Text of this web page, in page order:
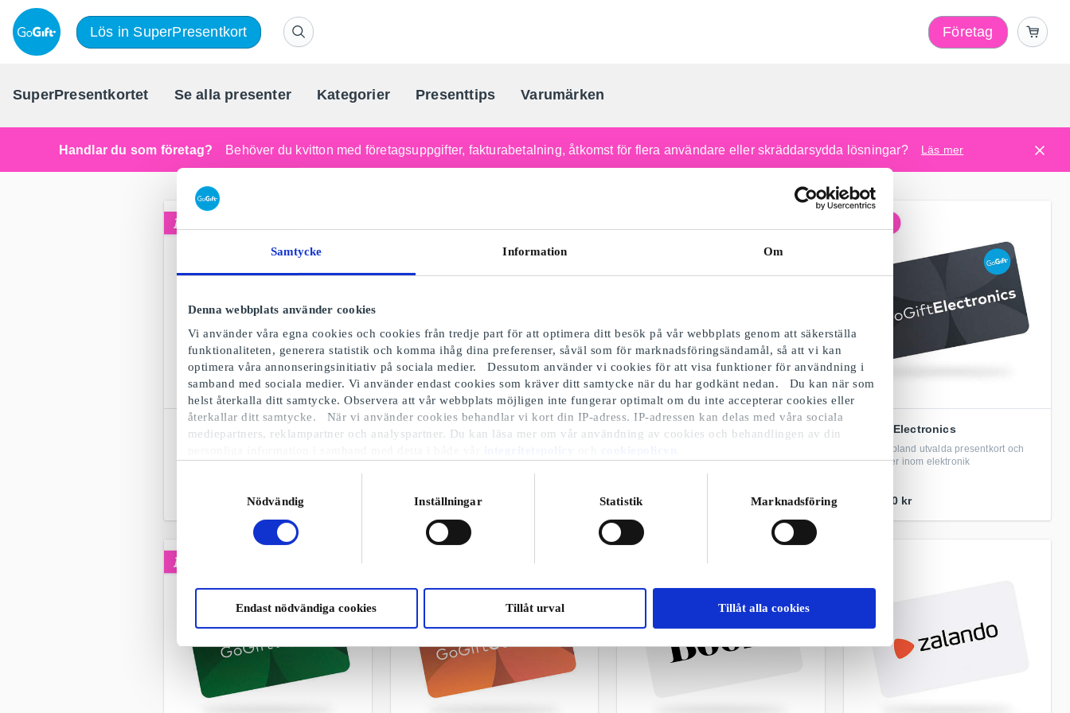
Samtycke Information Om
Denna webbplats använder cookies
Vi använder våra egna cookies och cookies från tredje part för att optimera ditt besök på vår webbplats genom att säkerställa
funktionaliteten, generera statistik och komma ihåg dina preferenser, såväl som för marknadsföringsändamål, så att vi kan
optimera våra annonseringsinitiativ på sociala medier. Dessutom använder vi cookies för att visa funktioner för användning i
samband med sociala medier. Vi använder endast cookies som kräver ditt samtycke när du har godkänt nedan. Du kan när som
helst återkalla ditt samtycke. Observera att vår webbplats möjligen inte fungerar optimalt om du inte accepterar cookies eller
återkallar ditt samtycke. När vi använder cookies behandlar vi kort din IP-adress. IP-adressen kan delas med våra sociala
mediepartners, reklampartner och analyspartner. Du kan läsa mer om vår användning av cookies och behandlingen av din
Nödvändig
Inställningar Statistik Marknadsföring
Endast nödvändiga cookies Tillåt urval Tillåt alla cookies
Lös in SuperPresentkort Företag
SuperPresentkortet Se alla presenter Kategorier Presenttips Varumärken
Sveriges största presentkortportal
Handlar du som företag? Behöver du kvitton med företagsuppgifter, fakturabetalning, åtkomst för flera användare eller skräddarsydda lösningar? Läs mer
SuperPresentkortet
& upplevelser
GoGiftWellness
produkter och upplevelser inom
Från 50 kr
GoGiftLiving
produkter inom heminredning och
Från
GoGiftElectronics
Fritt val bland utvalda presentkort och
produkter inom elektronik
50 kr